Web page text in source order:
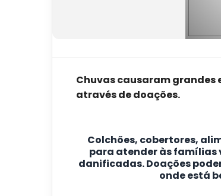
Chuvas causaram grandes
através de doações.
Colchões, cobertores,
para atender às famílias
danificadas. Doações
onde está